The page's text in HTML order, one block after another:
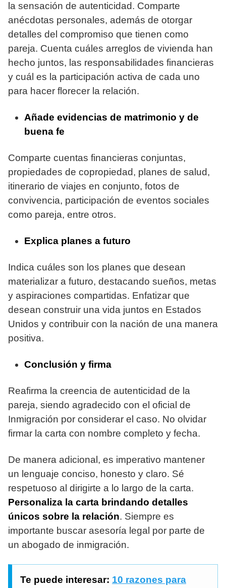
la sensación de autenticidad. Comparte
anécdotas personales, además de otorgar
detalles del compromiso que tienen como
pareja. Cuenta cuáles arreglos de vivienda han
hecho juntos, las responsabilidades financieras
y cuál es la participación activa de cada uno
para hacer florecer la relación.
Añade evidencias de matrimonio y de
buena fe
Comparte cuentas financieras conjuntas,
propiedades de copropiedad, planes de salud,
itinerario de viajes en conjunto, fotos de
convivencia, participación de eventos sociales
como pareja, entre otros.
Explica planes a futuro
Indica cuáles son los planes que desean
materializar a futuro, destacando sueños, metas
y aspiraciones compartidas. Enfatizar que
desean construir una vida juntos en Estados
Unidos y contribuir con la nación de una manera
positiva.
Conclusión y firma
Reafirma la creencia de autenticidad de la
pareja, siendo agradecido con el oficial de
Inmigración por considerar el caso. No olvidar
firmar la carta con nombre completo y fecha.
De manera adicional, es imperativo mantener
un lenguaje conciso, honesto y claro. Sé
respetuoso al dirigirte a lo largo de la carta.
Personaliza la carta brindando detalles
únicos sobre la relación. Siempre es
importante buscar asesoría legal por parte de
un abogado de inmigración.
Te puede interesar: 10 razones para